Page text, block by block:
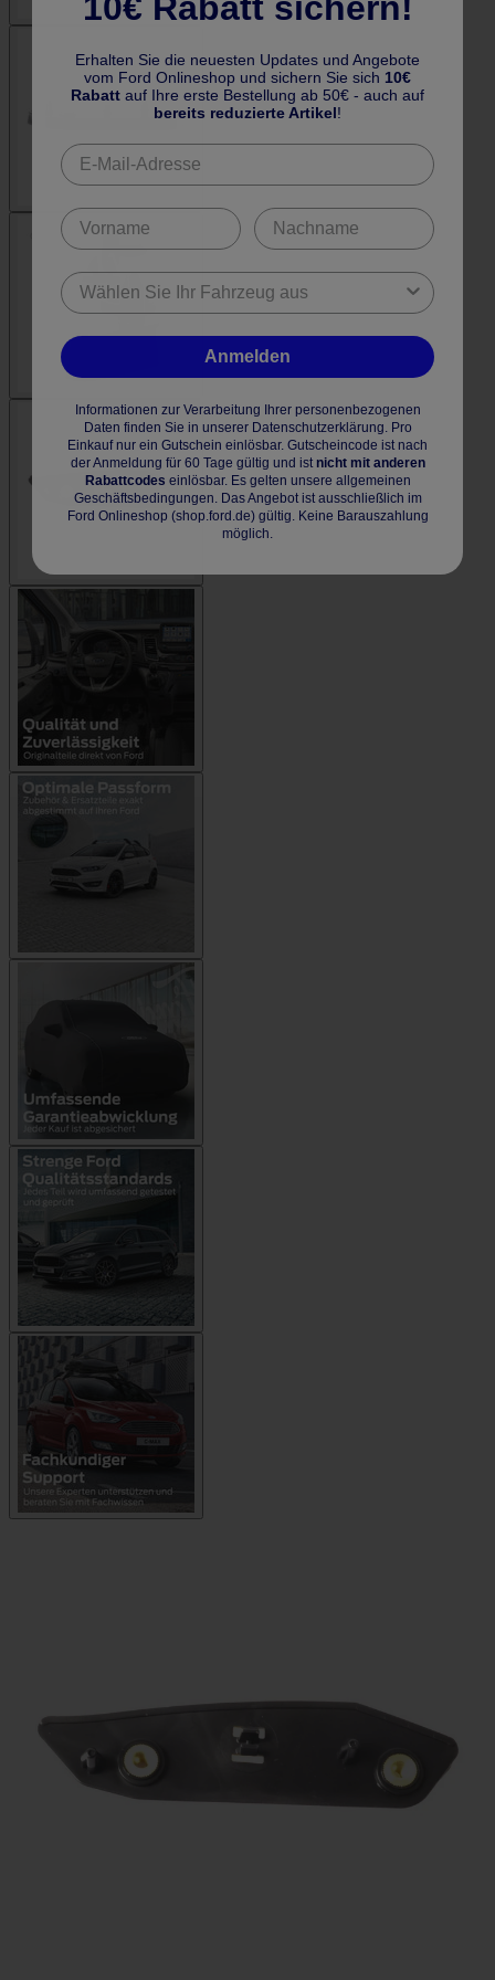
Erhalten Sie die neuesten Updates und Angebote
vom Ford Onlineshop und sichern Sie sich 10€
Rabatt auf Ihre erste Bestellung ab 50€ - auch auf
bereits reduzierte Artikel!
Anmelden
Informationen zur Verarbeitung Ihrer personenbezogenen
Daten finden Sie in unserer Datenschutzerklärung. Pro
Einkauf nur ein Gutschein einlösbar. Gutscheincode ist nach
der Anmeldung für 60 Tage gültig und ist nicht mit anderen
Rabattcodes einlösbar. Es gelten unsere allgemeinen
Geschäftsbedingungen. Das Angebot ist ausschließlich im
Ford Onlineshop (shop.ford.de) gültig. Keine Barauszahlung
möglich.